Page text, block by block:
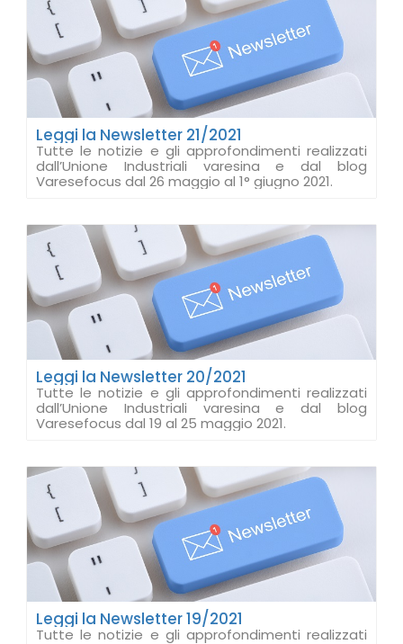
Leggi la Newsletter 21/2021
Tutte le notizie e gli approfondimenti realizzati
dall’Unione Industriali varesina e dal blog
Varesefocus dal 26 maggio al 1° giugno 2021.
Leggi la Newsletter 20/2021
Tutte le notizie e gli approfondimenti realizzati
dall’Unione Industriali varesina e dal blog
Varesefocus dal 19 al 25 maggio 2021.
Leggi la Newsletter 19/2021
Tutte le notizie e gli approfondimenti realizzati